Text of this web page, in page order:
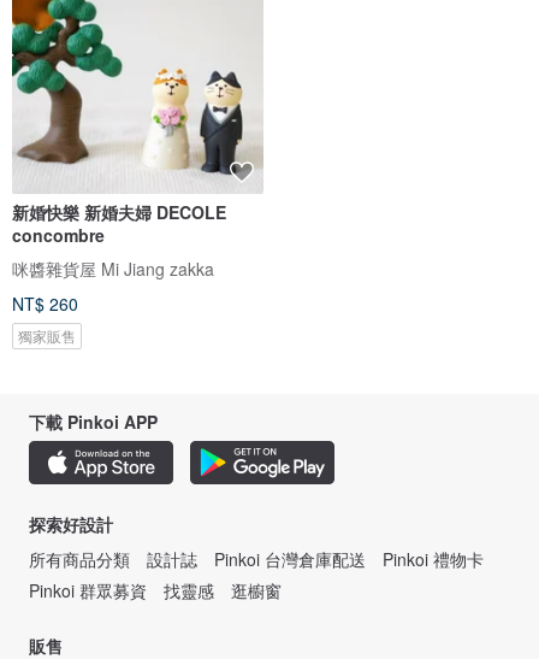
新婚快樂 新婚夫婦 DECOLE
concombre
咪醬雜貨屋 Mi Jiang zakka
NT$ 260
獨家販售
下載 Pinkoi APP
探索好設計
所有商品分類
設計誌 Pinkoi 台灣倉庫配送
Pinkoi 禮物卡
Pinkoi 群眾募資
找靈感 逛櫥窗
販售